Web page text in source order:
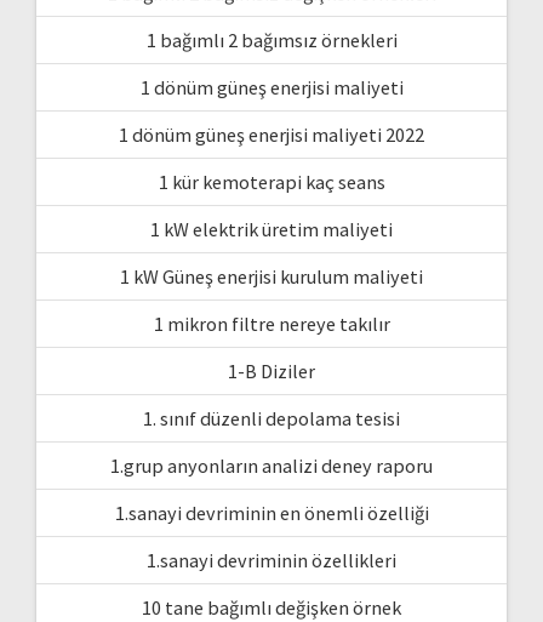
1 bağımlı 2 bağımsız örnekleri
1 dönüm güneş enerjisi maliyeti
1 dönüm güneş enerjisi maliyeti 2022
1 kür kemoterapi kaç seans
1 kW elektrik üretim maliyeti
1 kW Güneş enerjisi kurulum maliyeti
1 mikron filtre nereye takılır
1-B Diziler
1. sınıf düzenli depolama tesisi
1.grup anyonların analizi deney raporu
1.sanayi devriminin en önemli özelliği
1.sanayi devriminin özellikleri
10 tane bağımlı değişken örnek